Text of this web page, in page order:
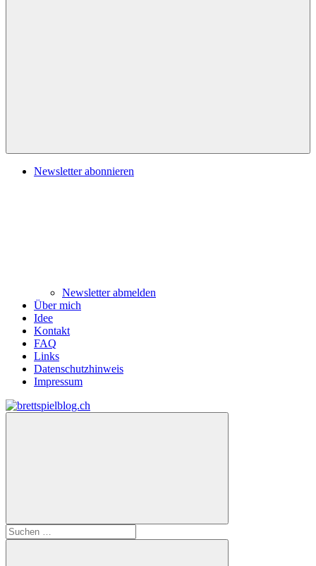
Newsletter abonnieren
Newsletter abmelden
Über mich
Idee
Kontakt
FAQ
Links
Datenschutzhinweis
Impressum
Zum
Inhalt
Suchen
nach: